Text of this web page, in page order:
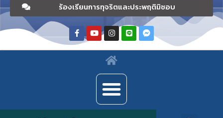
ร้องเรียนการทุจริตและประพฤติมิชอบ